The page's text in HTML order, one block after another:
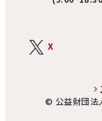
X
©︎ 公益財団法